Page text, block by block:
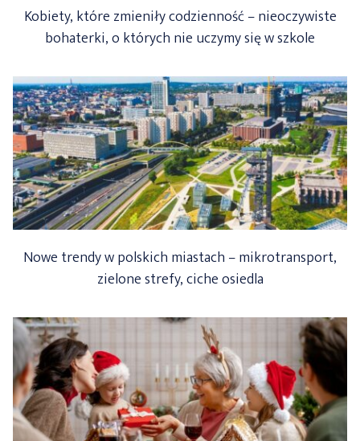
Kobiety, które zmieniły codzienność – nieoczywiste
bohaterki, o których nie uczymy się w szkole
Nowe trendy w polskich miastach – mikrotransport,
zielone strefy, ciche osiedla